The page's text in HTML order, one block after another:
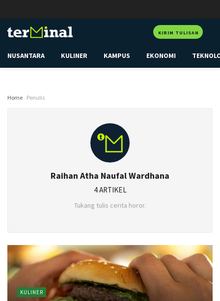
KIRIM TULISAN
NUSANTARA KULINER KAMPUS EKONOMI
Home Penulis
Raihan Atha Naufal Wardhana
4 ARTIKEL
Tukang tulis cerita horor.
KULINER